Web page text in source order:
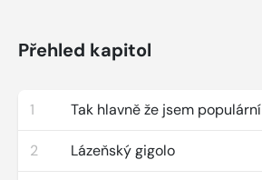
Přehled kapitol
1 Tak hlavně že jsem populární
2 Lázeňský gigolo